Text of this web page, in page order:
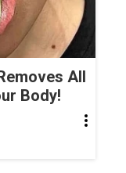
All
Body!